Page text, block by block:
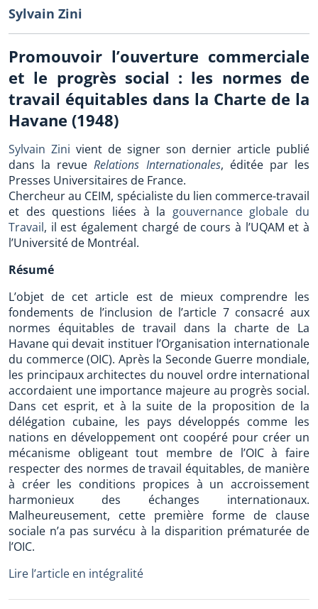
Sylvain Zini
Promouvoir l’ouverture commerciale
et le progrès social : les normes de
travail équitables dans la Charte de la
Havane (1948)
Sylvain Zini vient de signer son dernier article publié
dans la revueRelations Internationales, éditée par les
Presses Universitaires de France.
Chercheur au CEIM, spécialiste du lien commerce-travail
et des questions liées à la gouvernance globale du
Travail, il est également chargé de cours à l’UQAM et à
l’Université de Montréal.
Résumé
L’objet de cet article est de mieux comprendre les
fondements de l’inclusion de l’article 7 consacré aux
normes équitables de travail dans la charte de La
Havane qui devait instituer l’Organisation internationale
du commerce (OIC). Après la Seconde Guerre mondiale,
les principaux architectes du nouvel ordre international
accordaient une importance majeure au progrès social.
Dans cet esprit, et à la suite de la proposition de la
délégation cubaine, les pays développés comme les
nations en développement ont coopéré pour créer un
mécanisme obligeant tout membre de l’OIC à faire
respecter des normes de travail équitables, de manière
à créer les conditions propices à un accroissement
harmonieux des échanges internationaux.
Malheureusement, cette première forme de clause
sociale n’a pas survécu à la disparition prématurée de
l’OIC.
Lire l’article en intégralité